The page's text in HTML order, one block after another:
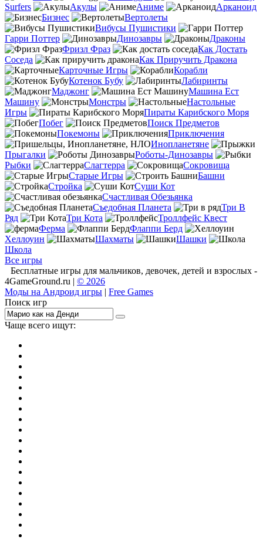
Surfers
Акулы Аниме
Арканоид
Бизнес
Вертолеты
Вибусы Пушистики
Гарри Поттер
Динозавры
Драконы
Фризл Фраз
Как Достать
Соседа
Как Приручить Дракона
Карточные Игры
Корабли
Котенок Бубу
Лабиринты
Маджонг
Машина Ест
Машину
Монстры
Настольные
Игры
Пираты Карибского Моря
Побег
Поиск Предметов
Покемоны
Приключения
Инопланетяне
Прыгалки
Роботы-Динозавры
Рыбки
Слагтерра
Сокровища
Старые Игры
Башни
Стройка
Суши Кот
Счастливая Обезьянка
Съедобная Планета
Три В
Ряд
Три Кота
Троллфейс Квест
Ферма
Флаппи Берд
Хеллоуин
Шахматы
Шашки
Школа
Все игры
Бесплатные игры для мальчиков, девочек, детей и взрослых -
4GameGround.ru | © 2026
Моды на Андроид игры
Free Games
Поиск игр
Чаще всего ищут: